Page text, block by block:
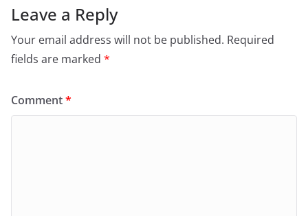
Leave a Reply
Your email address will not be published. Required
fields are marked *
Comment*